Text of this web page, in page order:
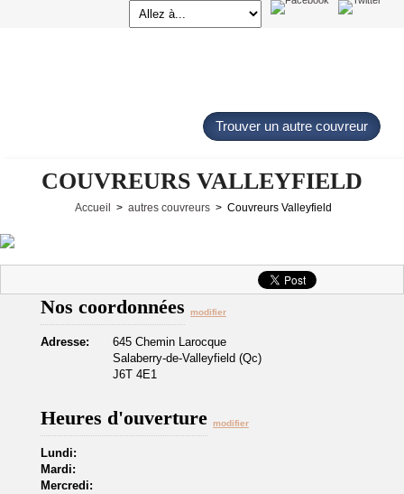
Trouver un autre couvreur
COUVREURS VALLEYFIELD
Accueil > autres couvreurs > Couvreurs Valleyfield
Nos coordonnées modifier
Adresse:
645 Chemin Larocque
Salaberry-de-Valleyfield (Qc)
J6T 4E1
Heures d'ouverture modifier
Lundi:
Mardi:
Mercredi: